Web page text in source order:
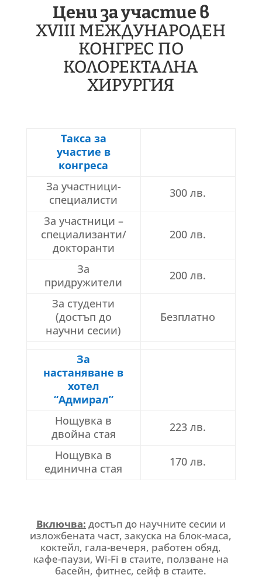
Цени за участие в
XVIII МЕЖДУНАРОДЕН
КОНГРЕС ПО
КОЛОРЕКТАЛНА
ХИРУРГИЯ
Такса за
участие в
конгреса
За участници-
специалисти
300 лв.
За участници –
специализанти/
докторанти
200 лв.
За
придружители
200 лв.
За студенти
(достъп до
научни сесии)
Безплатно
За
настаняване в
хотел
“Адмирал”
Нощувка в
двойна стая
223 лв.
Нощувка в
единична стая
170 лв.
Включва: достъп до научните сесии и
изложбената част, закуска на блок-маса,
коктейл, гала-вечеря, работен обяд,
кафе-паузи, Wi-Fi в стаите, ползване на
басейн, фитнес, сейф в стаите.